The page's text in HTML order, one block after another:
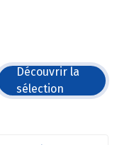
Découvrir la
sélection